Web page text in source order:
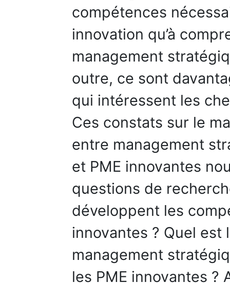
compétences
innovation qu’à
management
outre, ce sont
qui intéressent les
Ces constats sur le
entre management
et PME innovantes
questions de
développent les
innovantes ? Quel
management
les PME innovantes ?